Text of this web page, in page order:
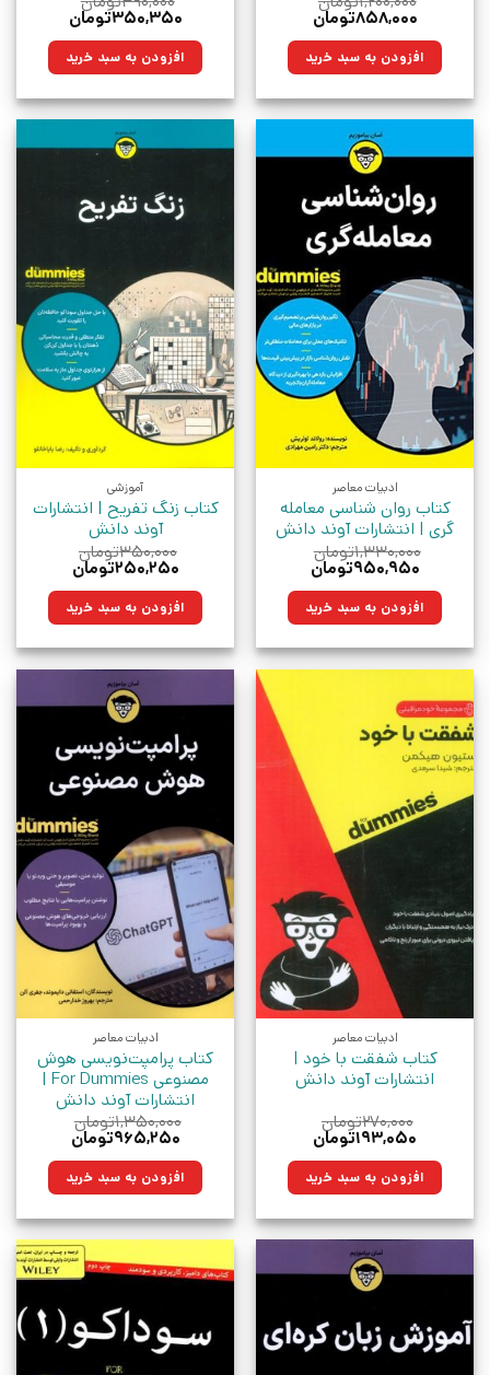
قیمت
۱,۲۰۰,۰۰۰تومان
بود.
۸۵۸,۰۰۰تومان
۸۵۸,۰۰۰تومان.افزودن به سبد خرید
قیمت
۴۹۰,۰۰۰تومان
بود.
۳۵۰,۳۵۰تومان
۳۵۰,۳۵۰تومان. افزودن به سبد خرید
ادبیات معاصر
کتاب روان شناسی معامله
گری | انتشارات آوند دانش
۱,۳۳۰,۰۰۰تومان
قیمت
۱,۳۳۰,۰۰۰تومان
بود.
۹۵۰,۹۵۰تومان
۹۵۰,۹۵۰تومان.افزودن به سبد خرید
آموزشی
کتاب زنگ تفریح | انتشارات
آوند دانش
۳۵۰,۰۰۰تومان
قیمت
۳۵۰,۰۰۰تومان
بود.
۲۵۰,۲۵۰تومان
۲۵۰,۲۵۰تومان.افزودن به سبد خرید
ادبیات معاصر
کتاب شفقت با خود |
انتشارات آوند دانش
۲۷۰,۰۰۰تومان
قیمت
۲۷۰,۰۰۰تومان
بود.
۱۹۳,۰۵۰تومان
۱۹۳,۰۵۰تومان.افزودن به سبد خرید
ادبیات معاصر
کتاب پرامپت‌نویسی هوش
مصنوعی For Dummies |
انتشارات آوند دانش
۱,۳۵۰,۰۰۰تومان
قیمت
۱,۳۵۰,۰۰۰تومان
بود.
۹۶۵,۲۵۰تومان
۹۶۵,۲۵۰تومان.افزودن به سبد خرید